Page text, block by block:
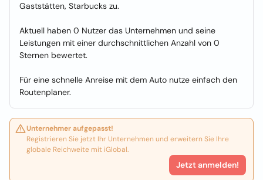
Gaststätten, Starbucks zu.
Aktuell haben 0 Nutzer das Unternehmen und seine
Leistungen mit einer durchschnittlichen Anzahl von 0
Sternen bewertet.
Für eine schnelle Anreise mit dem Auto nutze einfach den
Routenplaner.
Unternehmer aufgepasst!
Registrieren Sie jetzt Ihr Unternehmen und erweitern Sie Ihre
globale Reichweite mit iGlobal.
Jetzt anmelden!